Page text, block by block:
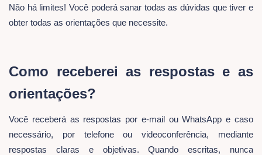
Não há limites! Você poderá sanar todas as dúvidas que tiver e
obter todas as orientações que necessite.
Como receberei as respostas e as
orientações?
Você receberá as respostas por e-mail ou WhatsApp e caso
necessário, por telefone ou videoconferência, mediante
respostas claras e objetivas. Quando escritas, nunca